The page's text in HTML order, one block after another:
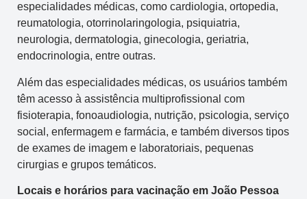
especialidades médicas, como cardiologia, ortopedia,
reumatologia, otorrinolaringologia, psiquiatria,
neurologia, dermatologia, ginecologia, geriatria,
endocrinologia, entre outras.
Além das especialidades médicas, os usuários também
têm acesso à assistência multiprofissional com
fisioterapia, fonoaudiologia, nutrição, psicologia, serviço
social, enfermagem e farmácia, e também diversos tipos
de exames de imagem e laboratoriais, pequenas
cirurgias e grupos temáticos.
Locais e horários para vacinação em João Pessoa